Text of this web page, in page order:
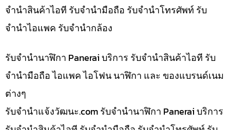
จำนำสินค้าไอที รับจำนำมือถือ รับจำนำโทรศัพท์ รับ
จำนำไอแพค รับจำนำกล้อง
รับจำนำนาฬิกา Panerai บริการ รับจำนำสินค้าไอที รับ
จำนำมือถือ ไอแพค ไอโฟน นาฬิกา และ ของแบรนด์เนม
ต่างๆ
รับจํานําแจ้งวัฒนะ.com รับจำนำนาฬิกา Panerai บริการ